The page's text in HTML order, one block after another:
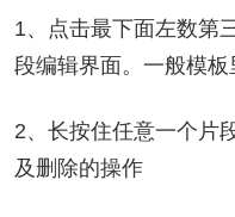
1、点击最下面左数第
段编辑界面。一般模
2、长按住任意一个片
及删除的操作